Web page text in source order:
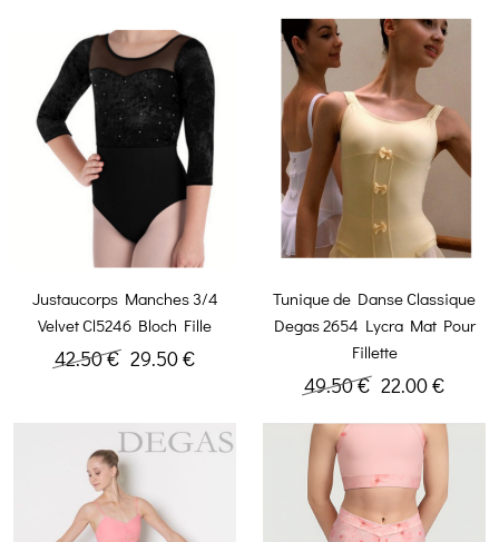
Justaucorps Manches 3/4
Velvet Cl5246 Bloch Fille
42.50 € 29.50 €
Tunique de Danse Classique
Degas 2654 Lycra Mat Pour
Fillette
49.50 € 22.00 €